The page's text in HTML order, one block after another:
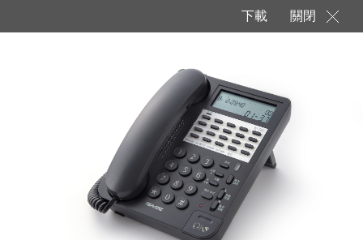
關閉
下載